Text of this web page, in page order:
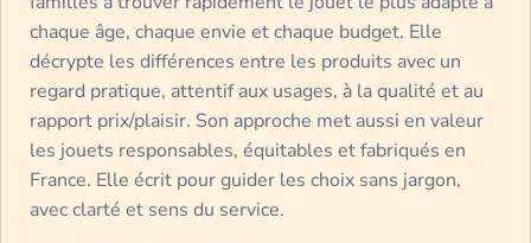
chaque âge, chaque envie et chaque budget. Elle
décrypte les différences entre les produits avec un
regard pratique, attentif aux usages, à la qualité et au
rapport prix/plaisir. Son approche met aussi en valeur
les jouets responsables, équitables et fabriqués en
France. Elle écrit pour guider les choix sans jargon,
avec clarté et sens du service.